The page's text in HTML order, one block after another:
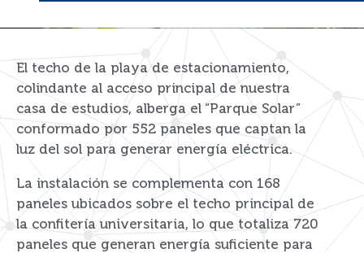
El techo de la playa de estacionamiento,
colindante al acceso principal de nuestra
casa de estudios, alberga el “Parque Solar”
conformado por 552 paneles que captan la
luz del sol para generar energía eléctrica.
La instalación se complementa con 168
paneles ubicados sobre el techo principal de
la confitería universitaria, lo que totaliza 720
paneles que generan energía suficiente para